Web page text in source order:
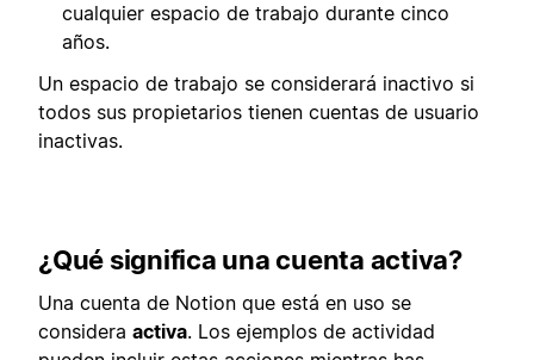
cualquier espacio de trabajo durante cinco
años.
Un espacio de trabajo se considerará inactivo si
todos sus propietarios tienen cuentas de usuario
inactivas.
¿Qué significa una cuenta activa?
Una cuenta de Notion que está en uso se
considera activa. Los ejemplos de actividad